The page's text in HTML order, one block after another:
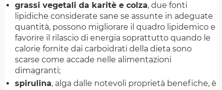
grassi vegetali da karitè e colza, due fonti
lipidiche considerate sane se assunte in adeguate
quantità, possono migliorare il quadro lipidemico e
favorire il rilascio di energia soprattutto quando le
calorie fornite dai carboidrati della dieta sono
scarse come accade nelle alimentazioni
dimagranti;
spirulina, alga dalle notevoli proprietà benefiche, è